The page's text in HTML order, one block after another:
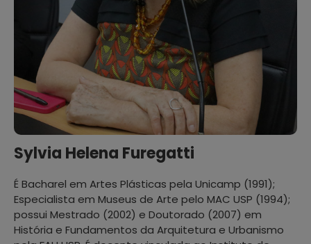
Sylvia Helena Furegatti
É Bacharel em Artes Plásticas pela Unicamp (1991);
Especialista em Museus de Arte pelo MAC USP (1994);
possui Mestrado (2002) e Doutorado (2007) em
História e Fundamentos da Arquitetura e Urbanismo